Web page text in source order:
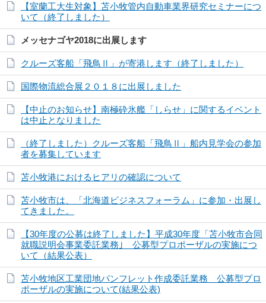
【室蘭工大生対象】苫小牧管内自動車業界研究セミナーにつ
いて（終了しました）
メッセナゴヤ2018に出展します
クルーズ客船「飛鳥Ⅱ」が寄港します（終了しました）
国際物流総合展２０１８に出展しました
【中止のお知らせ】南極砕氷艦「しらせ」に関するイベント
は中止となりました
（終了しました）クルーズ客船「飛鳥Ⅱ」船内見学会の参加
者を募集しています
苫小牧港におけるヒアリの確認について
苫小牧市は、「北海道ビジネスフォーラム」に参加・出展し
てきました。
【30年度の公募は終了しました】平成30年度「苫小牧市合同
就職説明会事業委託業務｣ 公募型プロポーザルの実施につ
いて（結果公表）
苫小牧地区工業団地パンフレット作成委託業務 公募型プロ
ポーザルの実施について(結果公表)